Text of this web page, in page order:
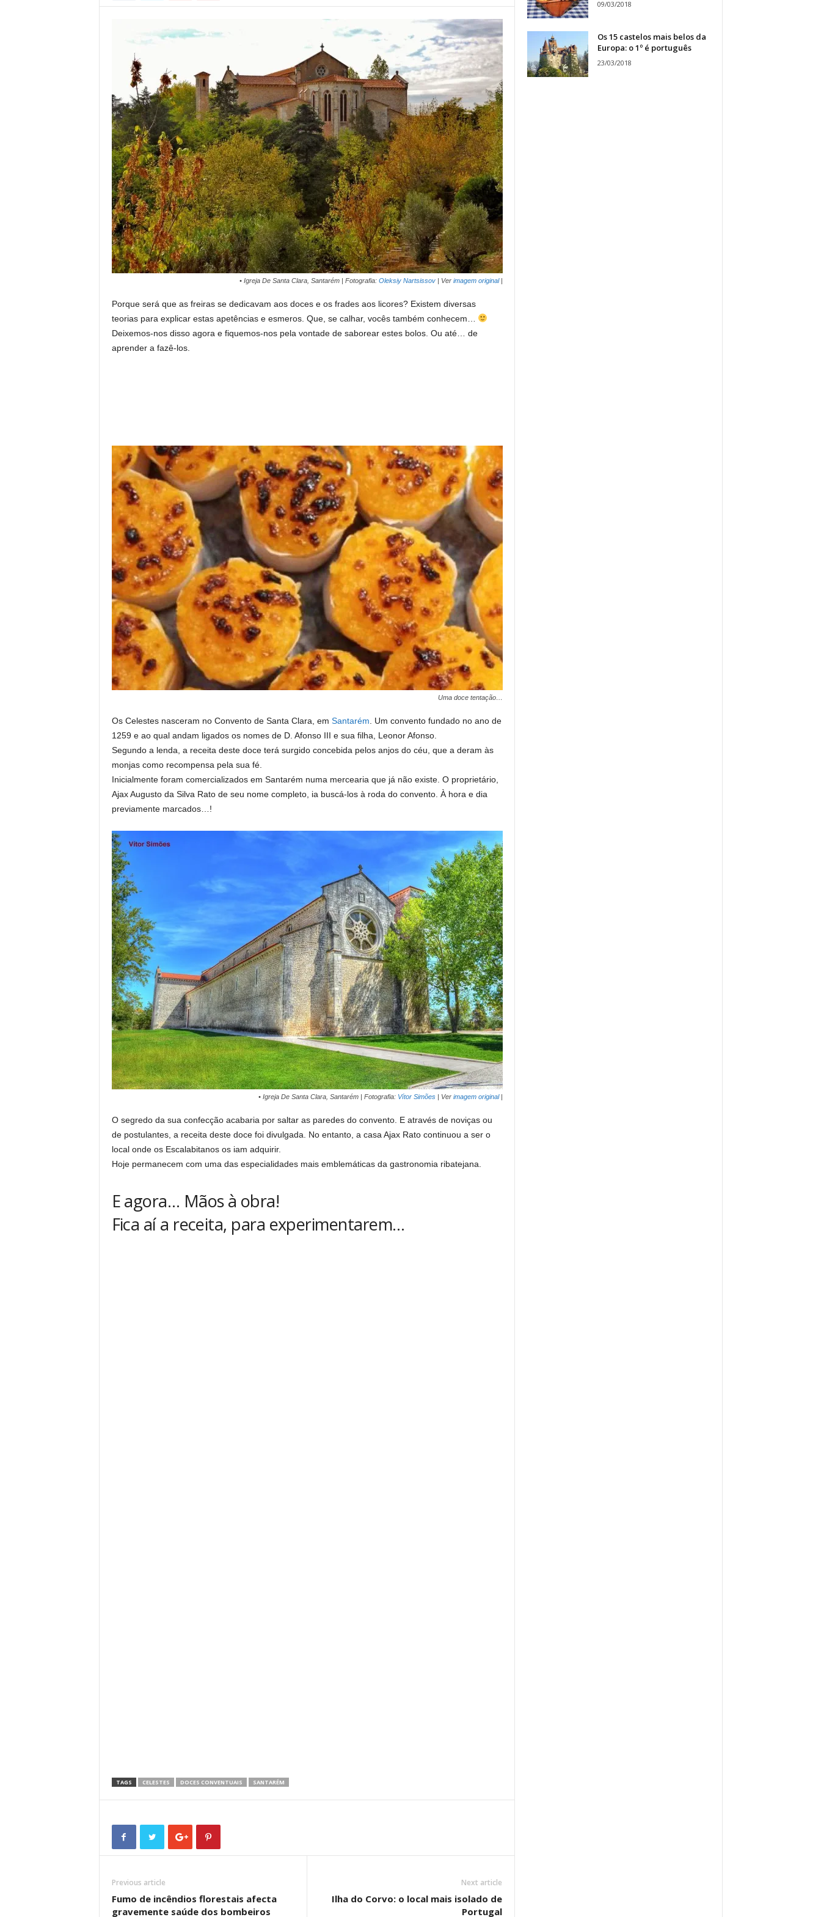
r
u
g
a
l
• Igreja De Santa Clara, Santarém | Fotografia: Oleksiy Nartsissov| Ver imagem original|
Porque será que as freiras se dedicavam aos doces e os frades aos licores? Existem diversas
teorias para explicar estas apetências e esmeros. Que, se calhar, vocês também conhecem…
Deixemos-nos disso agora e fiquemos-nos pela vontade de saborear estes bolos. Ou até… de
aprender a fazê-los.
Uma doce tentação…
Os Celestes nasceram no Convento de Santa Clara, em Santarém . Um convento fundado no ano de
1259 e ao qual andam ligados os nomes de D. Afonso III e sua filha, Leonor Afonso.
Segundo a lenda, a receita deste doce terá surgido concebida pelos anjos do céu, que a deram às
monjas como recompensa pela sua fé.
Inicialmente foram comercializados em Santarém numa mercearia que já não existe. O proprietário,
Ajax Augusto da Silva Rato de seu nome completo, ia buscá-los à roda do convento. À hora e dia
previamente marcados…!
• Igreja De Santa Clara, Santarém | Fotografia: Vítor Simões| Ver imagem original|
O segredo da sua confecção acabaria por saltar as paredes do convento. E através de noviças ou
de postulantes, a receita deste doce foi divulgada. No entanto, a casa Ajax Rato continuou a ser o
local onde os Escalabitanos os iam adquirir.
Hoje permanecem com uma das especialidades mais emblemáticas da gastronomia ribatejana.
E agora… Mãos à obra!
Fica aí a receita, para experimentarem…
TAGS CELESTES DOCES CONVENTUAIS SANTARÉM
Previous article
Fumo de incêndios florestais afecta
gravemente saúde dos bombeiros
Next article
Ilha do Corvo: o local mais isolado de
Portugal
09/03/2018
Os 15 castelos mais belos da
Europa: o 1º é português
23/03/2018